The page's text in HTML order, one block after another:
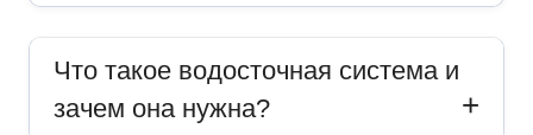
Что такое водосточная система и
зачем она нужна?